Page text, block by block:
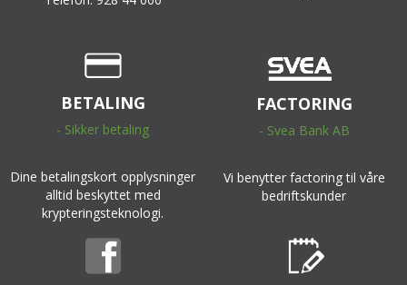
BETALING
- Sikker betaling
Dine betalingskort opplysninger
alltid beskyttet med
krypteringsteknologi.
FACTORING
- Svea Bank AB
Vi benytter factoring til våre
bedriftskunder